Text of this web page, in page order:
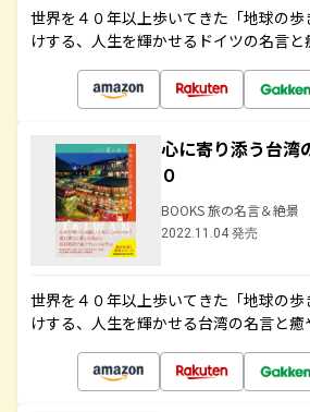
世界を４０年以上歩いてきた「地球の
けする、人生を輝かせるドイツの名言
心に寄り添う台湾
０
BOOKS 旅の名言＆絶景
2022.11.04 発売
世界を４０年以上歩いてきた「地球の
けする、人生を輝かせる台湾の名言と癒